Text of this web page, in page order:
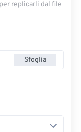
replicarli dal file
Sfoglia